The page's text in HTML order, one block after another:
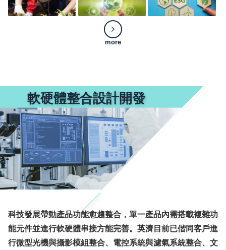
more
軟硬體整合設計開發
科技發展帶動產品功能愈趨整合，單一產品內需搭載複雜功
能元件並進行軟硬體串接方能完善。英濟目前已偕同客戶進
行微型光機與攝影模組整合、電控系統與濾氣系統整合、文